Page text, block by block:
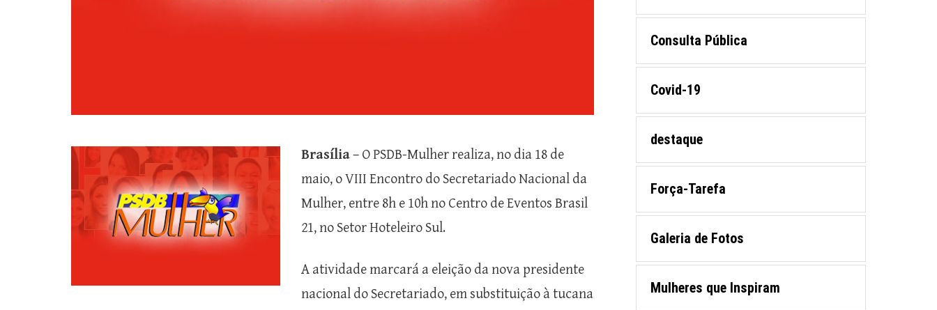
Brasília– O PSDB-Mulher realiza, no dia 18 de
maio, o VIII Encontro do Secretariado Nacional da
Mulher, entre 8h e 10h no Centro de Eventos Brasil
21, no Setor Hoteleiro Sul.
A atividade marcará a eleição da nova presidente
nacional do Secretariado, em substituição à tucana
Consulta Pública
Covid-19
destaque
Força-Tarefa
Galeria de Fotos
Mulheres que Inspiram